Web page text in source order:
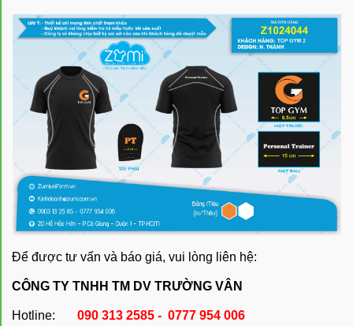
Để được tư vấn và báo giá, vui lòng liên hệ:
CÔNG TY TNHH TM DV TRƯỜNG VÂN
Hotline: 090 313 2585 - 0777 954 006